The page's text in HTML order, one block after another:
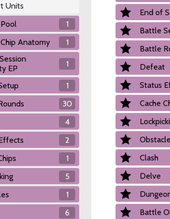
Units
1
Anatomy
1
EP
1
1
30
4
2
1
5
1
6
End of
Battle
Battle
Defeat
Status
Cache
Clash
Delve
Battle